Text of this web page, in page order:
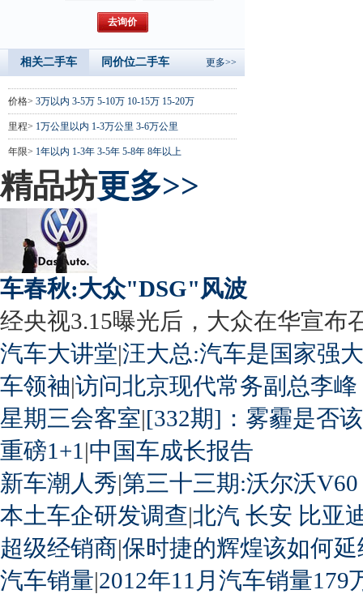
相关二手车 同价位二手车 更多>>
价格> 3万以内 3-5万 5-10万 10-15万 15-20万
里程> 1万公里以内 1-3万公里 3-6万公里
年限> 1年以内 1-3年 3-5年 5-8年 8年以上
精品坊更多>>
车春秋:大众"DSG"风波
经央视3.15曝光后，大众在华宣布
汽车大讲堂|汪大总:汽车是国家强
车领袖|访问北京现代常务副总李峰
星期三会客室|[332期]：雾霾是否
重磅1+1 |中国车成长报告
新车潮人秀|第三十三期:沃尔沃
本土车企研发调查|北汽 长安 比亚
超级经销商|保时捷的辉煌该如何延
汽车销量|2012年11月汽车销量179